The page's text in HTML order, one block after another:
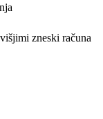
zneski računa